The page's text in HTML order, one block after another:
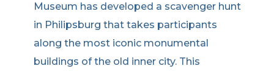
Museum has developed a scavenger hunt
in Philipsburg that takes participants
along the most iconic monumental
buildings of the old inner city. This